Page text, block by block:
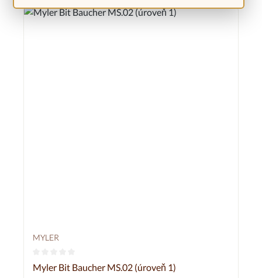
MYLER
Průměrné hodnocení 0 z 5 hvězd
Myler Bit Baucher MS.02 (úroveň 1)